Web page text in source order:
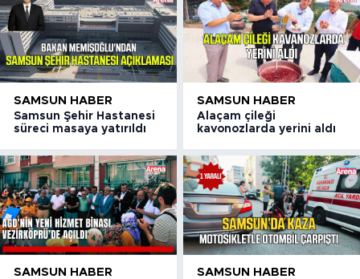
SAMSUN HABER
Samsun Şehir Hastanesi
süreci masaya yatırıldı
SAMSUN HABER
Alaçam çileği
kavonozlarda yerini aldı
SAMSUN HABER SAMSUN HABER